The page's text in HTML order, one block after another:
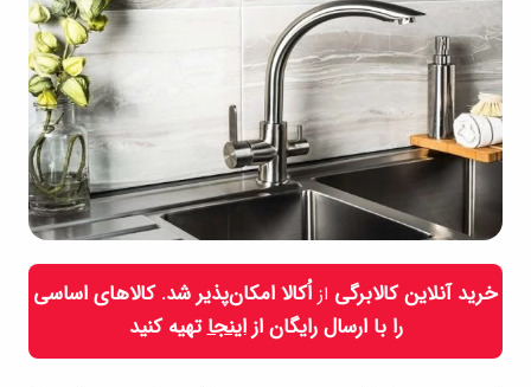
خرید آنلاین کالابرگی از اُکالا امکان‌پذیر شد. کالاهای اساسی
را با ارسال رایگان ازاینجاتهیه کنید